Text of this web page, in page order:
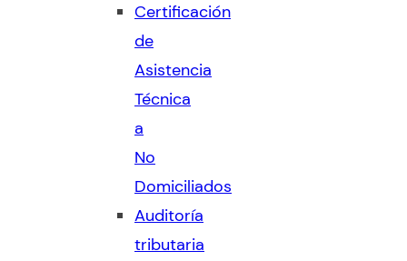
Certificación
de
Asistencia
Técnica
a
No
Domiciliados
Auditoría
tributaria